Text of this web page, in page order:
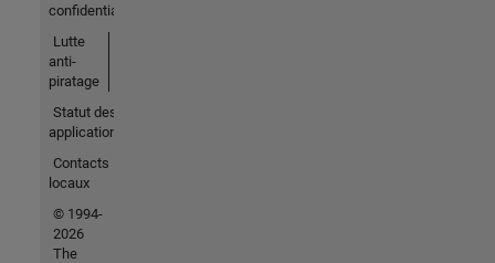
confidentialité
Lutte
anti-
piratage
Statut des
applications
Contacts
locaux
© 1994-
2026
The